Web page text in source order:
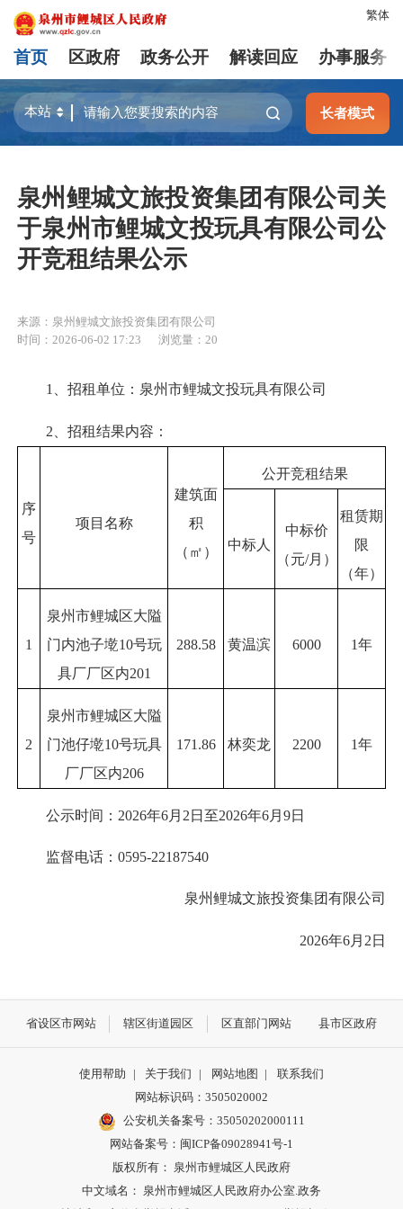
繁体
首页 区政府 政务公开 解读回应 办事服务
长者模式
泉州鲤城文旅投资集团有限公司关
于泉州市鲤城文投玩具有限公司公
开竞租结果公示
来源：泉州鲤城文旅投资集团有限公司
时间：2026-06-02 17:23
浏览量： 20
1、招租单位：泉州市鲤城文投玩具有限公司
2、招租结果内容：
序
号
项目名称
建筑面
积
（㎡）
公开竞租结果
中标人
中标价
（元/月）
租赁期
限
（年）
1
泉州市鲤城区大隘
门内池子墘10号玩
具厂厂区内201
288.58 黄温滨 6000 1年
2
泉州市鲤城区大隘
门池仔墘10号玩具
厂厂区内206
171.86 林奕龙 2200 1年
公示时间：2026年6月2日至2026年6月9日
监督电话：0595-22187540
泉州鲤城文旅投资集团有限公司
2026年6月2日
省设区市网站 辖区街道园区 区直部门网站 县市区政府
使用帮助 | 关于我们 | 网站地图 |
联系我们
网站标识码：3505020002
公安机关备案号：35050202000111
网站备案号：闽ICP备09028941号-1
版权所有： 泉州市鲤城区人民政府
中文域名： 泉州市鲤城区人民政府办公室.政务